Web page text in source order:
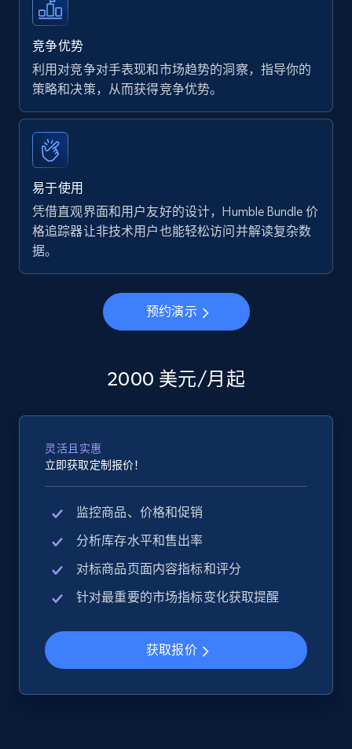
竞争优势
利用对竞争对手表现和市场趋势的洞察，指导你的
策略和决策，从而获得竞争优势。
易于使用
凭借直观界面和用户友好的设计，Humble Bundle 价
格追踪器让非技术用户也能轻松访问并解读复杂数
据。
预约演示
2000 美元/月起
灵活且实惠
立即获取定制报价！
监控商品、价格和促销
分析库存水平和售出率
对标商品页面内容指标和评分
针对最重要的市场指标变化获取提醒
获取报价